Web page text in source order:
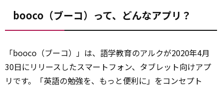
booco（ブーコ）って、どんなアプリ？
「booco（ブーコ）」は、語学教育のアルクが2020年4月
30日にリリースしたスマートフォン、タブレット向けアプ
リです。「英語の勉強を、もっと便利に」をコンセプト